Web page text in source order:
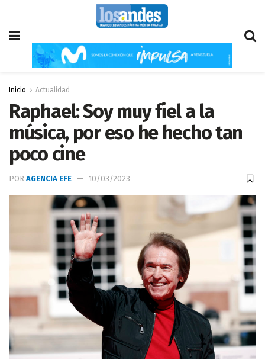
Inicio Actualidad
Raphael: Soy muy fiel a la
música, por eso he hecho tan
poco cine
POR AGENCIA EFE 10/03/2023